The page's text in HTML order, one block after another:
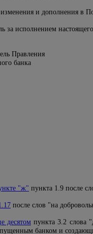
и дополнения в
за исполнением
Правления
"ж" пункта 1.9 после
после слов "на
десятомпункта 3.2 слова
банком и